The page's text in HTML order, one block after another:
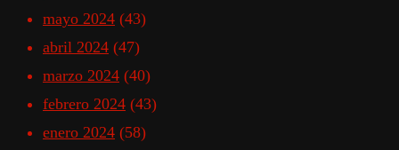
mayo 2024 (43)
abril 2024 (47)
marzo 2024 (40)
febrero 2024 (43)
enero 2024 (58)